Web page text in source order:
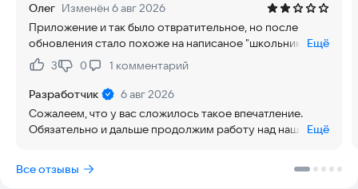
рынка.
За портфелем можно следить онлайн, по всем его
изменениям (ребалансировкам) доступны комментарии
аналитиков.
Для разных инвестпрофилей — 4 стратегии: Консервативный
портфель, Вечный портфель, Формула Эйлера и
Искусственный интеллект.
ИИ-ПОМОЩНИКИ
Олег Изменён 6 авг 2026
Приложение и так было отвратительное, но после
обновления стало похоже на написаное "школьником".
Не понятно почему, но развитие у ВТБ идет в
противополжную сторону. Такое ощущение, что они не
читают отзывы людей. За отслеживаем рынка лучше
использовать приложение других брокеров , например,
финам.
Ещё
Нравится:
3Не нравится:
0 1 комментарий
Разработчик
6 авг 2026
Сожалеем, что у вас сложилось такое впечатление.
Обязательно и дальше продолжим работу над нашим
пожелания касательно тех или иных его аспектов.
Надеемся, будущие обновления понравятся вам куда
Ещё
Все отзывы